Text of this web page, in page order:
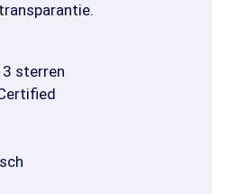
3 sterren